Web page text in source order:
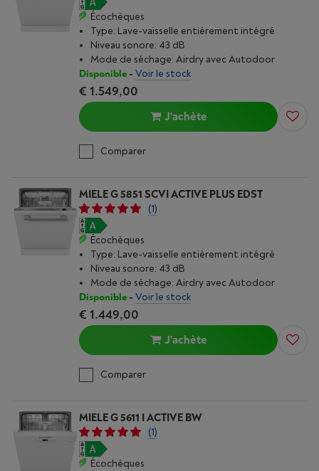
Écochèques
Type: Lave-vaisselle entièrement intégré
Niveau sonore: 43 dB
Mode de séchage: Airdry avec Autodoor
Disponible- Voir le stock
€ 1.549,00
J'achète
Comparer
MIELE G 5851 SCVI ACTIVE PLUS EDST
(1)
Écochèques
Type: Lave-vaisselle entièrement intégré
Niveau sonore: 43 dB
Mode de séchage: Airdry avec Autodoor
Disponible- Voir le stock
€ 1.449,00
J'achète
Comparer
MIELE G 5611 I ACTIVE BW
(1)
Écochèques